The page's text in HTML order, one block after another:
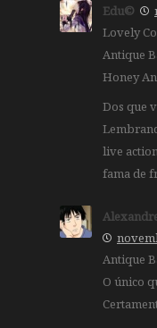
Edu©
Lovely
Antique
Honey
Dos que
live
fama de
Antique
O único